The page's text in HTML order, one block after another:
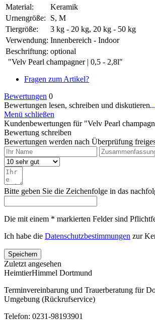
Material:
Keramik
Urnengröße:
S, M
Tiergröße:
3 kg - 20 kg, 20 kg - 50 kg
Verwendung: Innenbereich - Indoor
Beschriftung: optional
"Velv Pearl champagner | 0,5 - 2,8l"
Fragen zum Artikel?
Bewertungen 0
Bewertungen lesen, schreiben und diskutieren...
Menü schließen
Kundenbewertungen für "Velv Pearl
Bewertung schreiben
Bewertungen werden nach Überprüfung
Bitte geben Sie die Zeichenfolge in das
Die mit einem * markierten Felder sind
Ich habe die Datenschutzbestimmungen zur
Speichern
Zuletzt angesehen
HeimtierHimmel Dortmund
Terminvereinbarung und Trauerberatung für
Umgebung (Rückrufservice)
Telefon: 0231-98193901